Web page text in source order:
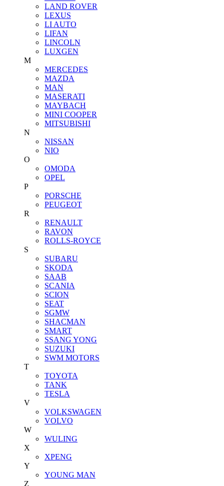
LAND ROVER
LEXUS
LI AUTO
LIFAN
LINCOLN
LUXGEN
M
MERCEDES
MAZDA
MAN
MASERATI
MAYBACH
MINI COOPER
MITSUBISHI
N
NISSAN
NIO
O
OMODA
OPEL
P
PORSCHE
PEUGEOT
R
RENAULT
RAVON
ROLLS-ROYCE
S
SUBARU
SKODA
SAAB
SCANIA
SCION
SEAT
SGMW
SHACMAN
SMART
SSANG YONG
SUZUKI
SWM MOTORS
T
TOYOTA
TANK
TESLA
V
VOLKSWAGEN
VOLVO
W
WULING
X
XPENG
Y
YOUNG MAN
Z